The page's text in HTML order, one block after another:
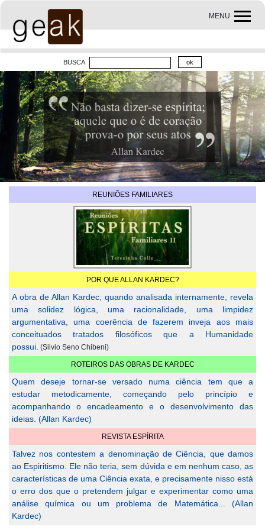
MENU
BUSCA
REUNIÕES FAMILIARES
POR QUE ALLAN KARDEC?
A obra de Allan Kardec, quando analisada internamente, revela
uma solidez lógica, uma racionalidade, uma limpidez
argumentativa, uma coerência de fazerem inveja aos mais
conceituados tratados filosóficos que a Humanidade
possui. (Silvio Seno Chibeni)
ROTEIROS DAS OBRAS DE KARDEC
Quem deseje tornar-se versado numa ciência tem que a
estudar metodicamente, começando pelo princípio e
acompanhando o encadeamento e o desenvolvimento das
ideias. (Allan Kardec)
REVISTA ESPÍRITA
Talvez nos contestem a denominação de Ciência, que damos
ao Espiritismo. Ele não teria, sem dúvida e em nenhum caso, as
características de uma Ciência exata, e precisamente nisso está
o erro dos que o pretendem julgar e experimentar como uma
análise química ou um problema de Matemática... (Allan
Kardec)